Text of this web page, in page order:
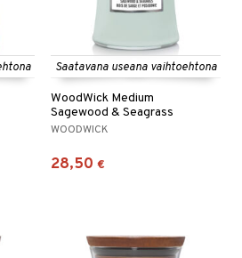
Saatavana useana vaihtoehtona
WoodWick Medium
Sagewood & Seagrass
WOODWICK
28,50 €